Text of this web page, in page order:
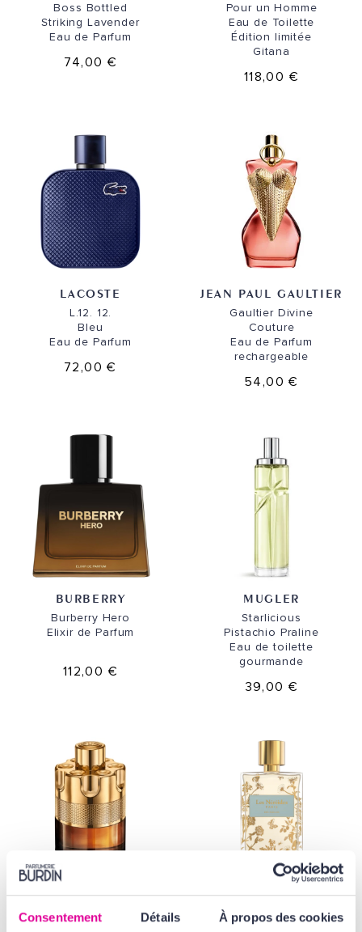
Consentement Détails À propos des cookies
Boss Bottled
Striking Lavender
Eau de Parfum
74,00 €
Pour un Homme
Eau de Toilette
Édition limitée
Gitana
118,00 €
LACOSTE
L.12. 12.
Bleu
Eau de Parfum
72,00 €
JEAN PAUL GAULTIER
Gaultier Divine
Couture
Eau de Parfum
rechargeable
54,00 €
BURBERRY
Burberry Hero
Elixir de Parfum
112,00 €
MUGLER
Starlicious
Pistachio Praline
Eau de toilette
gourmande
39,00 €
Forever Wanted
Rue Paradis